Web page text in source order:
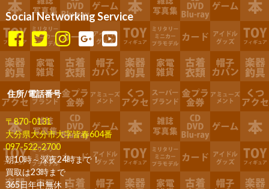
Social Networking Service
住所/電話番号
〒870-0131
大分県大分市大字皆春604番
097-522-2700
朝10時～深夜24時まで！
買取は23時まで
365日年中無休！